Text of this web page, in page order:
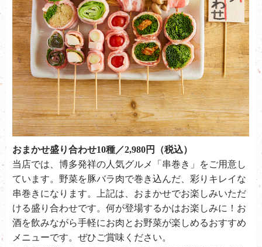
おまかせ盛り合わせ10種／2,980円（税込）
当店では、博多発祥の人気グルメ「串巻き」をご用意し
ています。野菜を豚バラ肉で巻き込んだ、彩りキレイな
串巻きになります。上記は、おまかせでお楽しみいただ
ける盛り合わせです。何が登場するかはお楽しみに！お
酒を飲みながら手軽にお肉とお野菜が楽しめるおすすめ
メニューです。ぜひご賞味ください。